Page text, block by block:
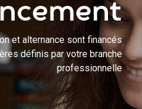
et alternance sont financés
définis par votre branche
professionnelle